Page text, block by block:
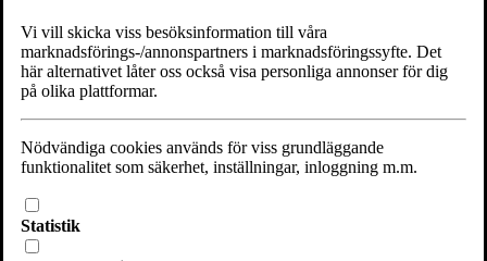
Vi vill skicka viss besöksinformation till våra
marknadsförings-/annonspartners i marknadsföringssyfte. Det
här alternativet låter oss också visa personliga annonser för dig
på olika plattformar.
Nödvändiga cookies används för viss grundläggande
funktionalitet som säkerhet, inställningar, inloggning m.m.
Statistik